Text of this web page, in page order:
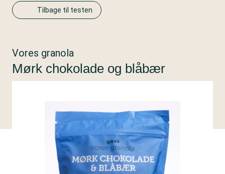
Tilbage til testen
Vores granola
Mørk chokolade og blåbær